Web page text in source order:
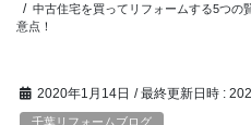
中古住宅を買ってリフォームする5つの
意点！
2020年1月14日 / 最終更新日時 :
千葉リフォームブログ